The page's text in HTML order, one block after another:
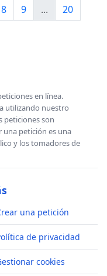
8 9 ...
20
en línea.
utilizando nuestro
peticiones son
una petición es una
y los tomadores de
una petición
de privacidad
cookies